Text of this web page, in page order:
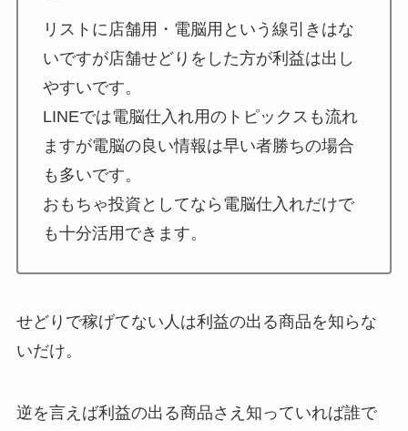
リストに店舗用・電脳用という線引きはな
いですが店舗せどりをした方が利益は出し
やすいです。
LINEでは電脳仕入れ用のトピックスも流れ
ますが電脳の良い情報は早い者勝ちの場合
も多いです。
おもちゃ投資としてなら電脳仕入れだけで
も十分活用できます。
せどりで稼げてない人は利益の出る商品を知らな
いだけ。
逆を言えば利益の出る商品さえ知っていれば誰で